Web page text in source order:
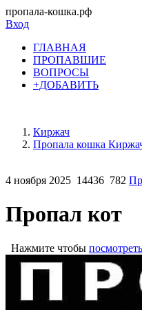
пропала-кошка.рф
Вход
ГЛАВНАЯ
ПРОПАВШИЕ
ВОПРОСЫ
+ДОБАВИТЬ
Киржач
Пропала кошка
4 ноября 2025 14436 782
Пропал кот
Нажмите чтобы